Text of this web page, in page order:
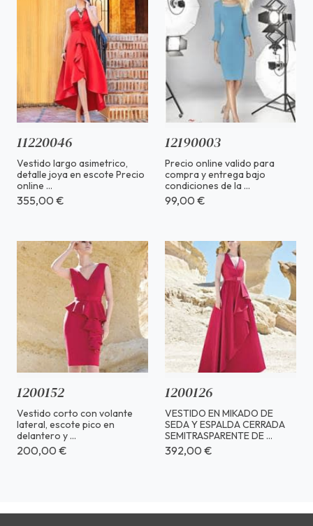
11220046
Vestido largo asimetrico,
detalle joya en escote Precio
online ...
355,00 €
12190003
Precio online valido para
compra y entrega bajo
condiciones de la ...
99,00 €
1200152
Vestido corto con volante
lateral, escote pico en
delantero y ...
200,00 €
1200126
VESTIDO EN MIKADO DE
SEDA Y ESPALDA CERRADA
SEMITRASPARENTE DE ...
392,00 €